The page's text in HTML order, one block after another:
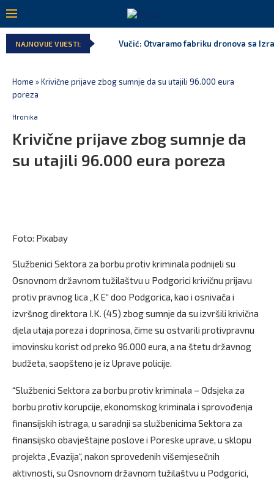
NAJNOVIJE VIJESTI: Vučić: Otvaramo fabriku dronova sa
Home »Krivične prijave zbog sumnje da su utajili 96.000 eura
poreza
Hronika
Krivične prijave zbog sumnje da
su utajili 96.000 eura poreza
Foto: Pixabay
Službenici Sektora za borbu protiv kriminala podnijeli su
Osnovnom državnom tužilaštvu u Podgorici krivičnu prijavu
protiv pravnog lica „K E“ doo Podgorica, kao i osnivača i
izvršnog direktora I.K. (45) zbog sumnje da su izvršili krivična
djela utaja poreza i doprinosa, čime su ostvarili protivpravnu
imovinsku korist od preko 96.000 eura, a na štetu državnog
budžeta, saopšteno je iz Uprave policije.
“Službenici Sektora za borbu protiv kriminala – Odsjeka za
borbu protiv korupcije, ekonomskog kriminala i sprovođenja
finansijskih istraga, u saradnji sa službenicima Sektora za
finansijsko obavještajne poslove i Poreske uprave, u sklopu
projekta „Evazija“, nakon sprovedenih višemjesečnih
aktivnosti, su Osnovnom državnom tužilaštvu u Podgorici,